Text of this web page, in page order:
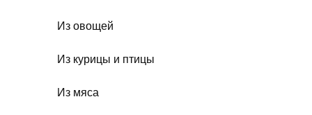
Из овощей
Из курицы и птицы
Из мяса